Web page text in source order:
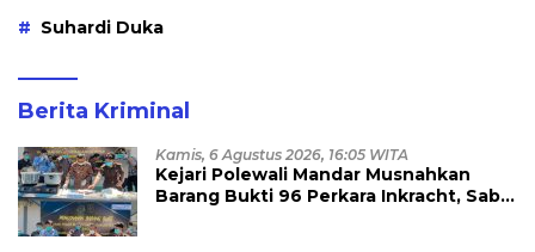
Suhardi Duka
Berita Kriminal
Kamis, 6 Agustus 2026, 16:05 WITA
Kejari Polewali Mandar Musnahkan
Barang Bukti 96 Perkara Inkracht, Sabu